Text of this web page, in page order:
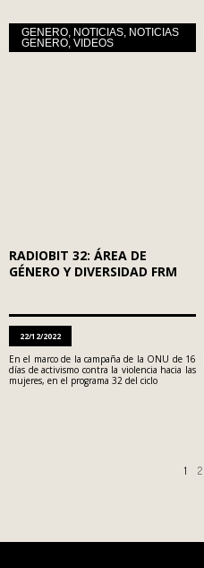
GENERO, NOTICIAS, NOTICIAS
GENERO, VIDEOS
RADIOBIT 32: ÁREA DE
GÉNERO Y DIVERSIDAD FRM
22/12/2022
En el marco de la campaña de la ONU de 16
días de activismo contra la violencia hacia las
mujeres, en el programa 32 del ciclo
1 2